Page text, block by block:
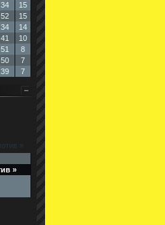
15
15
14
10
8
7
7
»